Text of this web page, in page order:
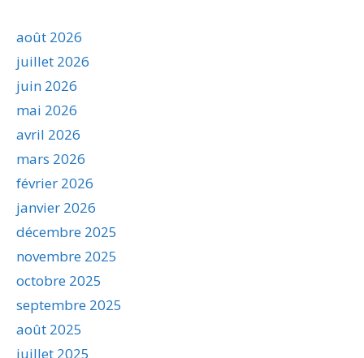
août 2026
juillet 2026
juin 2026
mai 2026
avril 2026
mars 2026
février 2026
janvier 2026
décembre 2025
novembre 2025
octobre 2025
septembre 2025
août 2025
juillet 2025